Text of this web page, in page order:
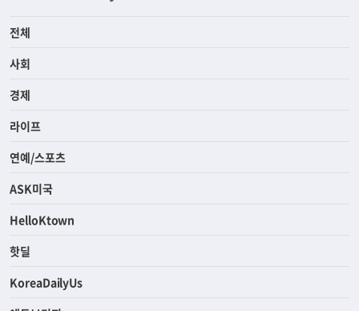
전체
사회
경제
라이프
연예/스포츠
ASK미국
HelloKtown
핫딜
KoreaDailyUs